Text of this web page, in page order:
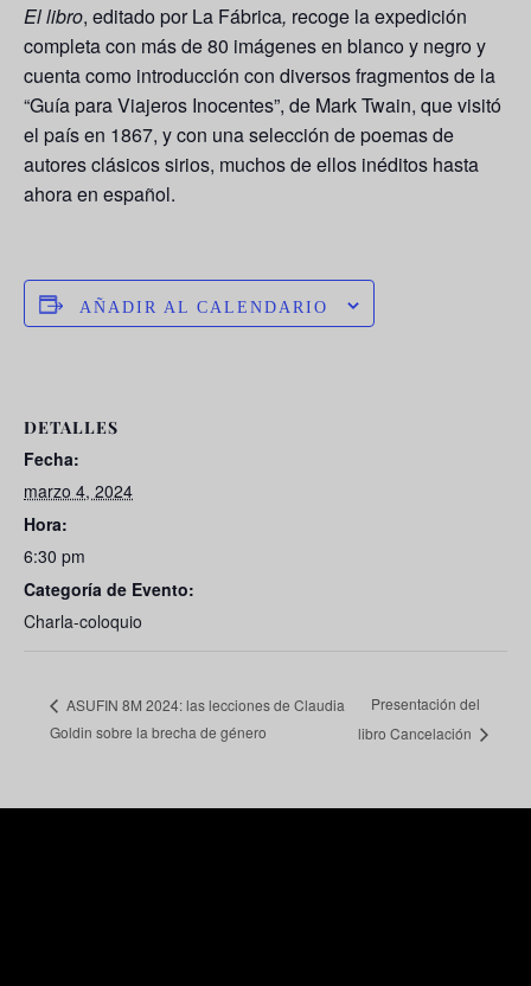
El libro, editado por La Fábrica, recoge la expedición
completa con más de 80 imágenes en blanco y negro y
cuenta como introducción con diversos fragmentos de la
“Guía para Viajeros Inocentes”, de Mark Twain, que visitó
el país en 1867, y con una selección de poemas de
autores clásicos sirios, muchos de ellos inéditos hasta
ahora en español.
AÑADIR AL CALENDARIO
DETALLES
Fecha:
marzo 4, 2024
Hora:
6:30 pm
Categoría de Evento:
Charla-coloquio
ASUFIN 8M 2024: las lecciones de Claudia
Goldin sobre la brecha de género
Presentación del
libro Cancelación